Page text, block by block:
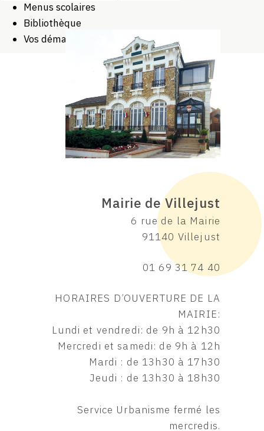
Menus scolaires
Bibliothèque
Vos démarches
Mairie de Villejust
6 rue de la Mairie
91140 Villejust
01 69 31 74 40
HORAIRES D’OUVERTURE DE LA
MAIRIE:
Lundi et vendredi: de 9h à 12h30
Mercredi et samedi: de 9h à 12h
Mardi : de 13h30 à 17h30
Jeudi : de 13h30 à 18h30
Service Urbanisme fermé les
mercredis.